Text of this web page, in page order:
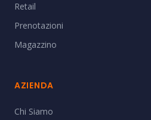
Retail
Prenotazioni
Magazzino
AZIENDA
Chi Siamo